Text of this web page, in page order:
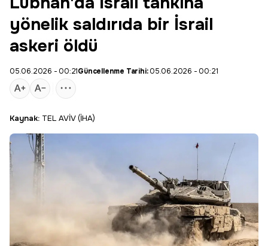
yönelik saldırıda bir İsrail
askeri öldü
05.06.2026 - 00:21Güncellenme Tarihi:05.06.2026 - 00:21
Kaynak: TEL AVİV (İHA)